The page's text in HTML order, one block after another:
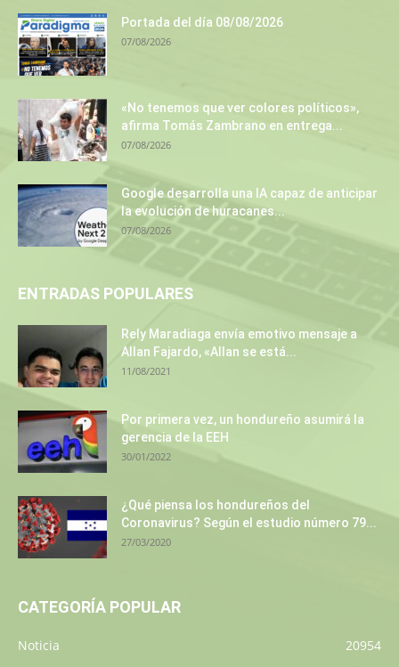
Portada del día 08/08/2026
07/08/2026
«No tenemos que ver colores políticos»,
afirma Tomás Zambrano en entrega...
07/08/2026
Google desarrolla una IA capaz de anticipar
la evolución de huracanes...
07/08/2026
ENTRADAS POPULARES
Rely Maradiaga envía emotivo mensaje a
Allan Fajardo, «Allan se está...
11/08/2021
Por primera vez, un hondureño asumirá la
gerencia de la EEH
30/01/2022
¿Qué piensa los hondureños del
Coronavirus? Según el estudio número 79...
27/03/2020
CATEGORÍA POPULAR
Noticia
20954